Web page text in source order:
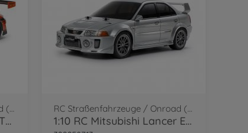
RC Straßenfahrzeuge / Onroad (2WD/4WD)
1:10 RC Mercedes-AMG GT3 EVO TT-02
RC Straßenfahrzeuge / Onroad (2WD/4WD)
1:10 RC Mitsubishi Lancer Evo V (TT-02)